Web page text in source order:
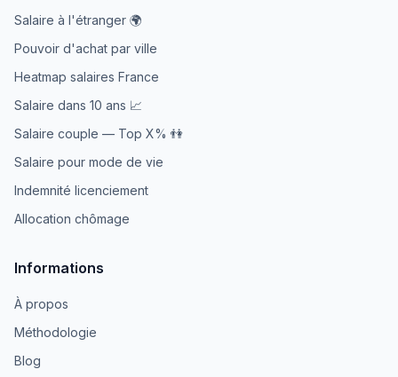
Salaire à l'étranger 🌍
Pouvoir d'achat par ville
Heatmap salaires France
Salaire dans 10 ans 📈
Salaire couple — Top X% 👫
Salaire pour mode de vie
Indemnité licenciement
Allocation chômage
Informations
À propos
Méthodologie
Blog